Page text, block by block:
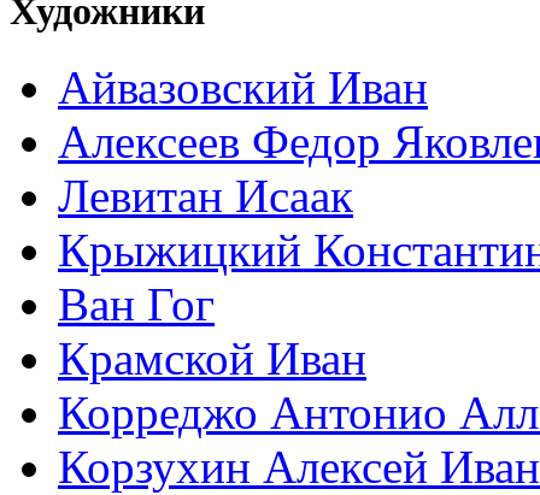
Художники
Айвазовский Иван
Алексеев Федор
Левитан Исаак
Крыжицкий
Ван Гог
Крамской Иван
Корреджо Антонио
Корзухин Алексей